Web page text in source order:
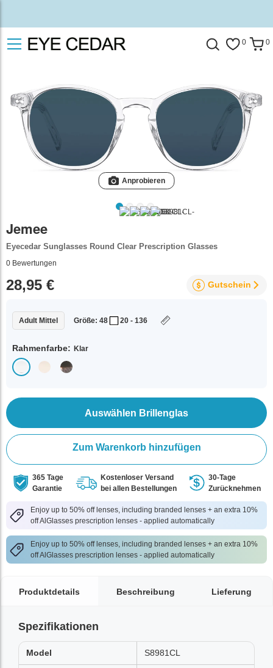
0 0
Anprobieren
Jemee
Eyecedar Sunglasses Round Clear Prescription Glasses
0 Bewertungen
28,95 € Gutschein
Adult Mittel Größe: 48 20 - 136
Rahmenfarbe: Klar
Auswählen Brillenglas
Zum Warenkorb hinzufügen
365 Tage
Garantie
Kostenloser Versand
bei allen Bestellungen
30-Tage
Zurücknehmen
Enjoy up to 50% off lenses, including branded lenses + an extra 10%
off AlGlasses prescription lenses - applied automatically
Enjoy up to 50% off lenses, including branded lenses + an extra 10%
off AlGlasses prescription lenses - applied automatically
Produktdetails Beschreibung Lieferung
Spezifikationen
Model S8981CL